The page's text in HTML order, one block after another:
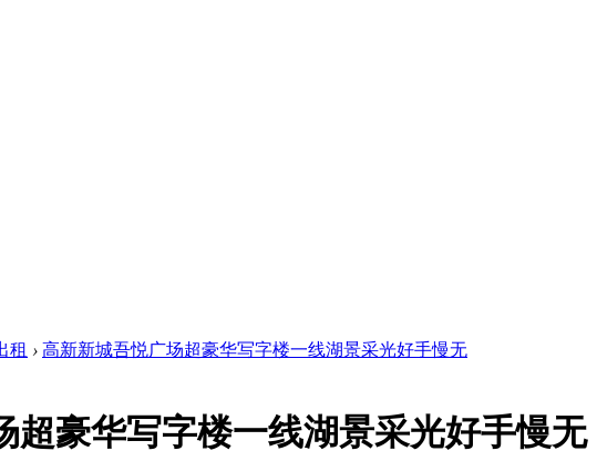
租 › 高新新城吾悦广场超豪华写字楼一线湖景采光好手慢无
超豪华写字楼一线湖景采光好手慢无